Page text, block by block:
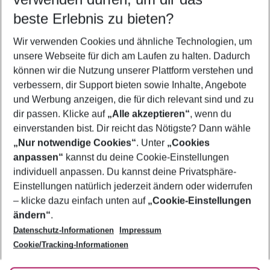
5-8 Nächte
2 Erwachsene Keine Kinder
Mehr Filter anzeigen
Footer
Footer navigation
Über uns
AGB
Bestpreisgarantie
Cookie-Einstellungen ändern
Cookie-Richtlinie
Agenturbetreuung
Barrierefreies Reisen
Folge uns
beste Erlebnis zu bieten?
Wir verwenden Cookies und ähnliche Technologien, um
unsere Webseite für dich am Laufen zu halten. Dadurch
können wir die Nutzung unserer Plattform verstehen und
verbessern, dir Support bieten sowie Inhalte, Angebote
und Werbung anzeigen, die für dich relevant sind und zu
dir passen. Klicke auf „Alle akzeptieren“, wenn du
einverstanden bist. Dir reicht das Nötigste? Dann wähle
„Nur notwendige Cookies“. Unter „Cookies
anpassen“ kannst du deine Cookie-Einstellungen
individuell anpassen. Du kannst deine Privatsphäre-
Einstellungen natürlich jederzeit ändern oder widerrufen
– klicke dazu einfach unten auf „Cookie-Einstellungen
ändern“.
Datenschutz-Informationen
Impressum
Cookie/Tracking-Informationen